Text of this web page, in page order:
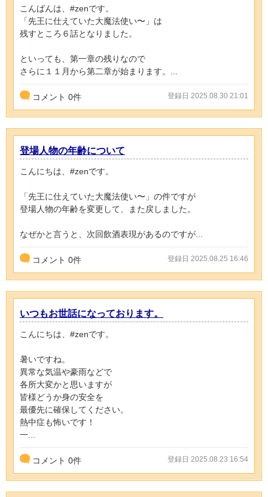
こんばんは、#zenです。
「先王に仕えていた大魔法使い〜」は
残すところ６話となりました。
といっても、第一章の残りなので
さらに１１月から第二章が始まります。...
コメント 0件 登録日 2025.08.30 21:01
登場人物の年齢について
こんにちは、#zenです。
「先王に仕えていた大魔法使い〜」の件ですが
登場人物の年齢を変更して、また戻しました。
なぜかと言うと、次回飲酒表現があるのですが...
コメント 0件 登録日 2025.08.25 16:46
いつもお世話になっております。
こんにちは、#zenです。
暑いですね。
異常な気温や豪雨などで
各所大変かと思いますが
皆様どうか身の安全を
最優先に確保してください。
熱中症も怖いです！
一...
コメント 0件 登録日 2025.08.23 16:54